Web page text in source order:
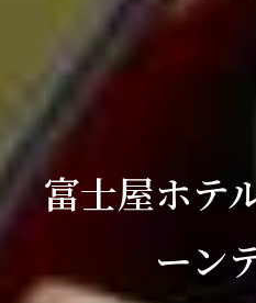
富士屋ホテ
ーン